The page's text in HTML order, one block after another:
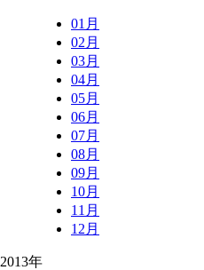
01月
02月
03月
04月
05月
06月
07月
08月
09月
10月
11月
12月
2013年